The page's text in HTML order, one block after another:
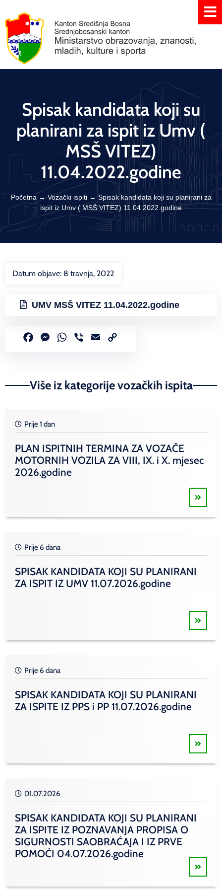
Spisak kandidata koji su
planirani za ispit iz Umv (
MSŠ VITEZ)
11.04.2022.godine
Početna →Vozački ispiti→ Spisak kandidata koji su planirani za
ispit iz Umv ( MSŠ VITEZ) 11.04.2022.godine
Datum objave: 8 travnja, 2022
UMV MSŠ VITEZ 11.04.2022.godine
FacebookMessenger
WhatsApp
Viber Email
Više iz kategorije vozačkih ispita
Prije 1 dan
PLAN ISPITNIH TERMINA ZA VOZAČE
MOTORNIH VOZILA ZA VIII, IX. i X. mjesec
2026.godine
Prije 6 dana
SPISAK KANDIDATA KOJI SU PLANIRANI
ZA ISPIT IZ UMV 11.07.2026.godine
Prije 6 dana
SPISAK KANDIDATA KOJI SU PLANIRANI
ZA ISPITE IZ PPS i PP 11.07.2026.godine
01.07.2026
SPISAK KANDIDATA KOJI SU PLANIRANI
ZA ISPITE IZ POZNAVANJA PROPISA O
SIGURNOSTI SAOBRAĆAJA I IZ PRVE
POMOĆI 04.07.2026.godine